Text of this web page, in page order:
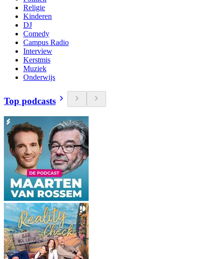
Religie
Kinderen
DJ
Comedy
Campus Radio
Interview
Kerstmis
Muziek
Onderwijs
Top podcasts